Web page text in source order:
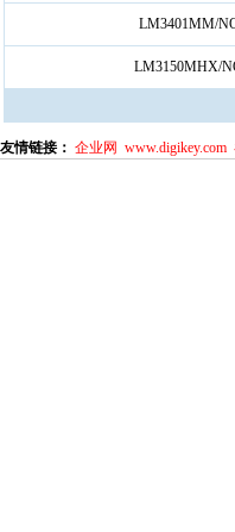
LM3401MM/
LM3150MHX/
友情链接： 企业网 www.digikey.com